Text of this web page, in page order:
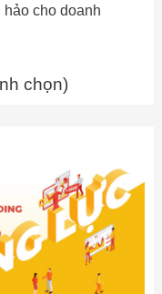
cho doanh
chọn)